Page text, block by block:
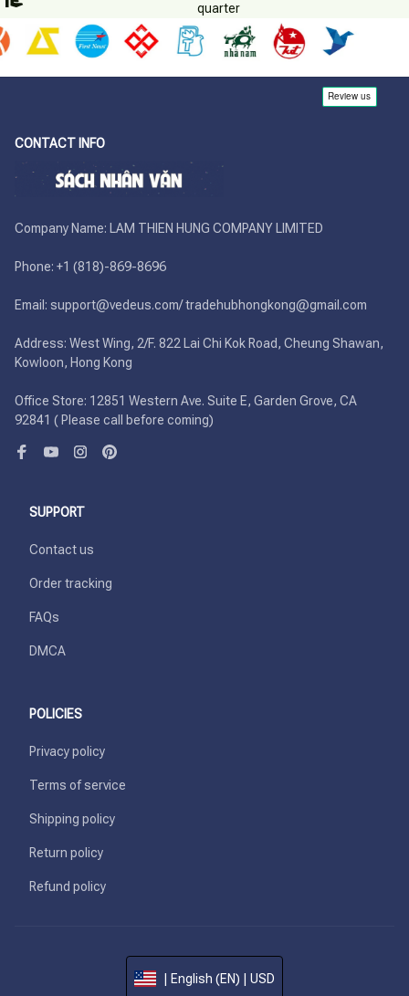
quarter
CONTACT INFO
Company Name: LAM THIEN HUNG COMPANY LIMITED
Phone: +1 (818)-869-8696
Email: support@vedeus.com/ tradehubhongkong@gmail.com
Address: West Wing, 2/F. 822 Lai Chi Kok Road, Cheung Shawan,
Kowloon, Hong Kong
Office Store: 12851 Western Ave. Suite E, Garden Grove, CA
92841 ( Please call before coming)
SUPPORT
Contact us
Order tracking
FAQs
DMCA
POLICIES
Privacy policy
Terms of service
Shipping policy
Return policy
Refund policy
| English (EN) | USD